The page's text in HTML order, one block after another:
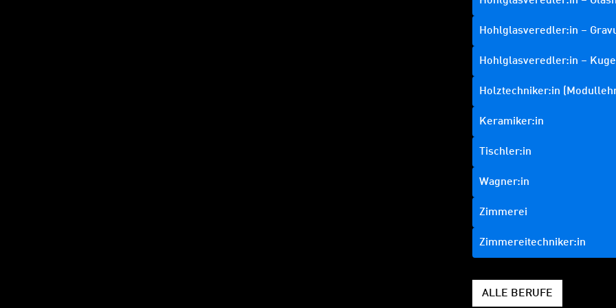
Hohlglasveredler:in –
Hohlglasveredler:in –
Holztechniker:in
Keramiker:in
Tischler:in
Wagner:in
Zimmerei
Zimmereitechniker:in
ALLE BERUFE